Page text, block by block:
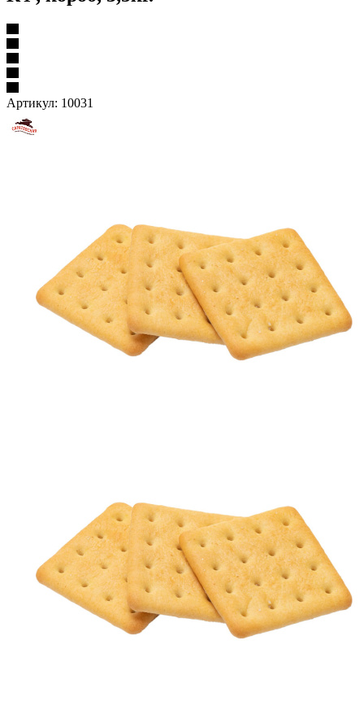
Артикул: 10031